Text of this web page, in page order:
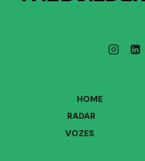
HOME
RADAR
VOZES